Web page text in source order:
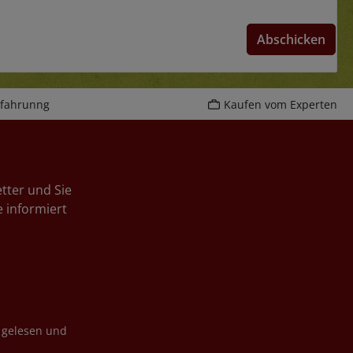
Abschicken
Kaufen vom Experten
und Sie
informiert
gelesen und